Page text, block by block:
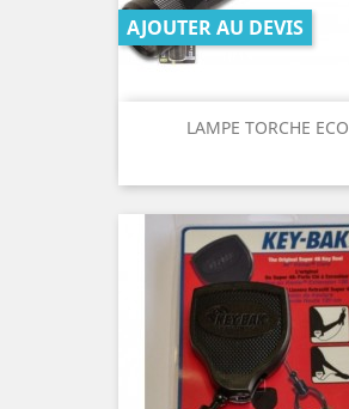
LAMPE TORCHE ECO
AJOUTER AU DEVIS